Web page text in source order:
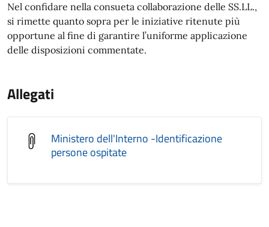
Nel confidare nella consueta collaborazione delle SS.LL.,
si rimette quanto sopra per le iniziative ritenute più
opportune al fine di garantire l’uniforme applicazione
delle disposizioni commentate.
Allegati
Ministero dell'Interno -Identificazione
persone ospitate